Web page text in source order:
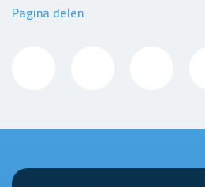
Pagina delen